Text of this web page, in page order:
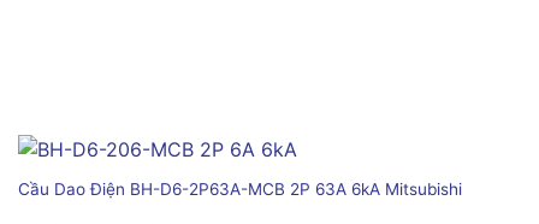
Cầu Dao Điện BH-D6-2P63A-MCB 2P 63A 6kA Mitsubishi